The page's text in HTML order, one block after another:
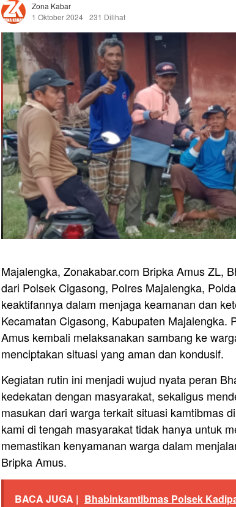
Zona Kabar
1 Oktober 2024 231 Dilihat
Majalengka, Zonakabar.com Bripka Amus ZL,
dari Polsek Cigasong, Polres Majalengka,
keaktifannya dalam menjaga keamanan dan
Kecamatan Cigasong, Kabupaten Majalengka.
Amus kembali melaksanakan sambang ke
menciptakan situasi yang aman dan kondusif.
Kegiatan rutin ini menjadi wujud nyata peran
kedekatan dengan masyarakat, sekaligus
masukan dari warga terkait situasi kamtibmas
kami di tengah masyarakat tidak hanya untuk
memastikan kenyamanan warga dalam
Bripka Amus.
BACA JUGA | Bhabinkamtibmas Polsek